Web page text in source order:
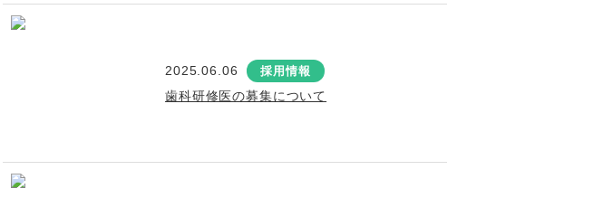
2025.06.06 採用情報
歯科研修医の募集について